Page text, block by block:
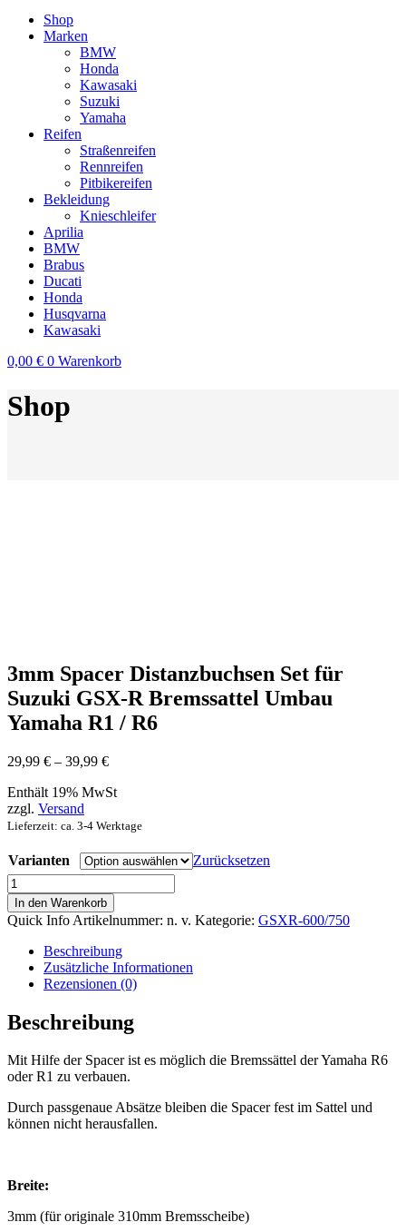
Shop
Marken
BMW
Honda
Kawasaki
Suzuki
Yamaha
Reifen
Straßenreifen
Rennreifen
Pitbikereifen
Bekleidung
Knieschleifer
Aprilia
BMW
Brabus
Ducati
Honda
Husqvarna
Kawasaki
0,00 € 0 Warenkorb
Shop
3mm Spacer Distanzbuchsen Set für
Suzuki GSX-R Bremssattel Umbau
Yamaha R1 / R6
29,99 € – 39,99 €Preisspanne:
bis
Enthält 19% MwSt
zzgl. Versand
Lieferzeit: ca. 3-4 Werktage
Varianten
Zurücksetzen
3mm
Spacer
Distanzbuchsen
Set
Suzuki
GSX-
Bremssattel
Umbau
R1
/
Menge
In den Warenkorb
Quick Info Artikelnummer: n. v. Kategorie: GSXR-600/750
Beschreibung
Zusätzliche Informationen
Rezensionen (0)
Beschreibung
Mit Hilfe der Spacer ist es möglich die Bremssättel der Yamaha R6
oder R1 zu verbauen.
Durch passgenaue Absätze bleiben die Spacer fest im Sattel und
können nicht herausfallen.
Breite:
3mm (für originale 310mm Bremsscheibe)